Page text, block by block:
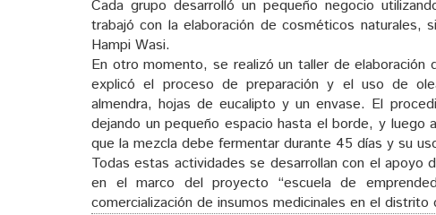
Cada grupo desarrolló un pequeño negocio
trabajó con la elaboración de cosméticos naturales,
Hampi Wasi.
En otro momento, se realizó un taller de elaboración
explicó el proceso de preparación y el uso de
almendra, hojas de eucalipto y un envase. El
dejando un pequeño espacio hasta el borde, y luego
que la mezcla debe fermentar durante 45 días y su
Todas estas actividades se desarrollan con el apoyo
en el marco del proyecto “escuela de
comercialización de insumos medicinales en el distrito